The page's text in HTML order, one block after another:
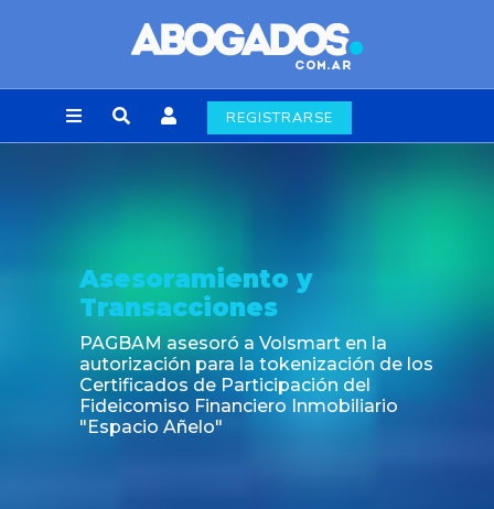
REGISTRARSE
Noticia
Fin de la obligación de rúbrica de los libros
laborales en la Ciudad de Buenos Aires